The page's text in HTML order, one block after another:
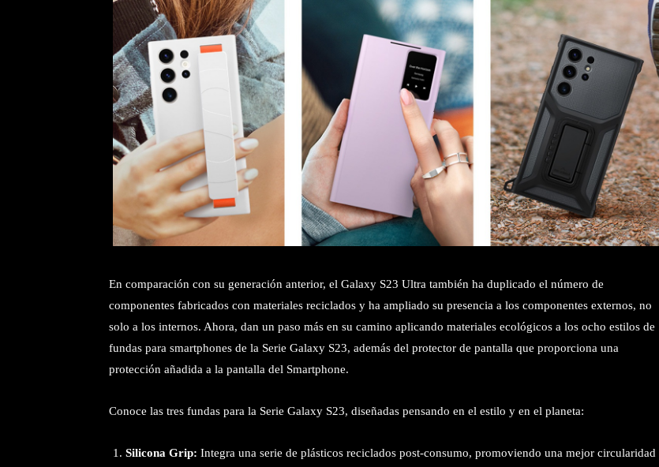
En comparación con su generación anterior, el Galaxy S23 Ultra también ha duplicado el número de
componentes fabricados con materiales reciclados y ha ampliado su presencia a los componentes externos, no
solo a los internos. Ahora, dan un paso más en su camino aplicando materiales ecológicos a los ocho estilos de
fundas para smartphones de la Serie Galaxy S23, además del protector de pantalla que proporciona una
protección añadida a la pantalla del Smartphone.
Conoce las tres fundas para la Serie Galaxy S23, diseñadas pensando en el estilo y en el planeta:
Silicona Grip: Integra una serie de plásticos reciclados post-consumo, promoviendo una mejor circularidad